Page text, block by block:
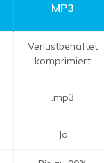
MP3
Verlustbehaftet
komprimiert
.mp3
Ja